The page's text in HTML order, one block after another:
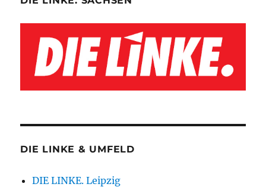
DIE LINKE & UMFELD
DIE LINKE. Leipzig